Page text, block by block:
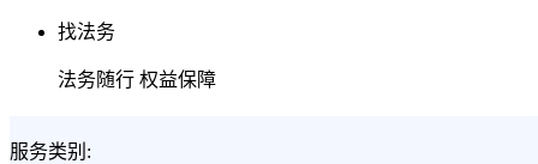
找法务
法务随行 权益保障
服务类别: